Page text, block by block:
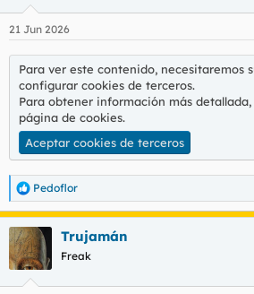
e
21 Jun 2026
Para ver este contenido, necesitaremos
configurar cookies de terceros.
Para obtener información más
página de cookies.
Aceptar cookies de terceros
R
e
a
c
c
i
Pedoflor
Trujamán
Freak